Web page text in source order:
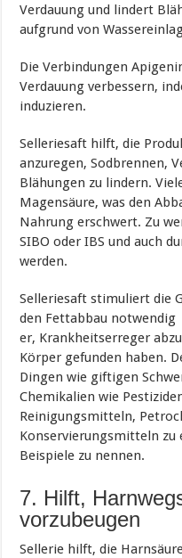
Verdauung und lindert
aufgrund von
Die Verbindungen
Verdauung verbessern,
induzieren.
Selleriesaft hilft, die
anzuregen, Sodbrennen,
Blähungen zu lindern.
Magensäure, was den
Nahrung erschwert. Zu
SIBO oder IBS und auch
werden.
Selleriesaft stimuliert die
den Fettabbau
er, Krankheitserreger
Körper gefunden haben.
Dingen wie giftigen
Chemikalien wie
Reinigungsmitteln,
Konservierungsmitteln
Beispiele zu nennen.
7. Hilft,
vorzubeugen
Sellerie hilft, die